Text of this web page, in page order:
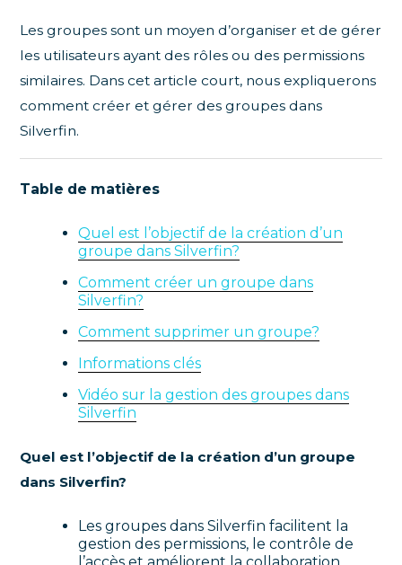
Les groupes sont un moyen d’organiser et de gérer
les utilisateurs ayant des rôles ou des permissions
similaires. Dans cet article court, nous expliquerons
comment créer et gérer des groupes dans
Silverfin.
Table de matières
Quel est l’objectif de la création d’un
groupe dans Silverfin?
Comment créer un groupe dans
Silverfin?
Comment supprimer un groupe?
Informations clés
Vidéo sur la gestion des groupes dans
Silverfin
Quel est l’objectif de la création d’un groupe
dans Silverfin?
Les groupes dans Silverfin facilitent la
gestion des permissions, le contrôle de